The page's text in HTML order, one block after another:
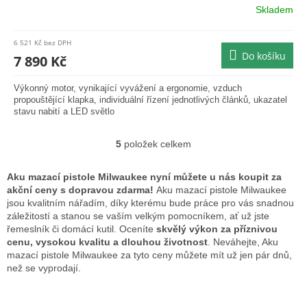
produktu
0,0
5
hvězdiček.
Skladem
6 521 Kč bez DPH
7 890 Kč Do košíku
Výkonný motor, vynikající vyvážení a ergonomie, vzduch
propouštějící klapka, individuální řízení jednotlivých článků, ukazatel
stavu nabití a LED světlo
O
l
á
d
a
c
í
p
5 položek celkem
Aku mazací pistole Milwaukee nyní můžete u nás koupit za
akční ceny s dopravou zdarma! Aku mazací pistole Milwaukee
jsou kvalitním nářadím, díky kterému bude práce pro vás snadnou
záležitostí a stanou se vaším velkým pomocníkem, ať už jste
řemeslník či domácí kutil. Oceníte skvělý výkon za příznivou
cenu, vysokou kvalitu a dlouhou životnost . Neváhejte, Aku
mazací pistole Milwaukee za tyto ceny můžete mít už jen pár dnů,
než se vyprodají.